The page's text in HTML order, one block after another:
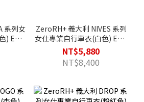
系列女
) ECD
ZeroRH+ 義大利 NIVES 系列
女仕專業自行車衣(白色) ECD
0986_009
NT$5,880
NT$8,400